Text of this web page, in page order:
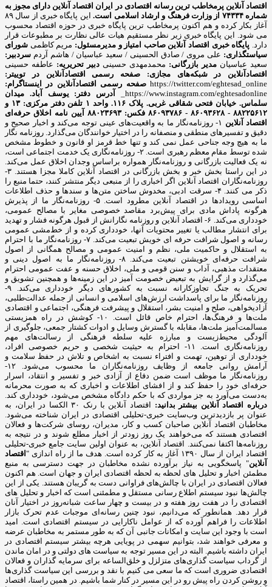
اقتصاد آنلاین پرمخاطب ترین رسانه اقتصادی در ایران اقتصاد آنلاین دارای مجوز به
شماره ۷۴۳۳۴ از وزارت فرهنگ و ارشاد اسلامی است.
این پایگاه خبری از سال ۸۹
آغاز بکار کرده و هم اکنون پرمخاطب ترین پایگاه خبری در حوزه اقتصاد محسوب
می شود. این پایگاه خبری زیر نظر مستقیم هیات عالی نظارت بر مطبوعات قرار
دارد. پایگاه خبری اقتصاد آنلاین صاحب امتیاز و مدیرمسئول: مریم کاظمی شورای
سیاستگذاری: علی مروی / صادق الحسینی / سعید عباسیان / هاشم آردم سردبیر:
سعید عباسیان مدیر بازرگانی: محمدمهدی حسینی دبیر تحریریه: عاطفه حسینی
اقتصادآنلاین در شبکه‌های مجازی:
صفحه رسمی اقتصادآنلاین در توییتر:
https://twitter.com/eghtesad_online صفحه رسمی اقتصادآنلاین در اینستاگرام:
https://www.instagram.com/eghtesadonline_
آدرس دفتر: یوسف آباد. میدان
سلماس. خیابان فتحی شقاقی غربی. پلاک ۱۱۶. واحد ۱
تلفن دفتر مرکزی: ۱۳ و
۸۸۲۲۵۶۱۲ - ۸۶۰۹۳۶۲۸ - ۸۶۰۹۳۷۸۶ فکس: ۸۸۰۲۳۶۹۳
آیین نامه اخلاق حرفه‌ای
اقتصاد آنلاین
۱- روزنامه‌نگار ما به واقعیت‌های عینی توجه می‌کند و اخبار صحیح و
دقیق و تفسیرهای منطقی و منصفانه را در اختیار خوانندگان می‌گذارد. روزنامه نگار
ما به هیچ وجه جناحی عمل نمی کند و تنها خط قرمز او قانون و خطوط مشخص
شده توسط مقام معظم رهبری است. ۲- روزنامه‌نگاری یک خدمت اجتماعی است،
نه یک فعالیت بازرگانی و روزنامه‌نگار همواره براساس وجدان اخلاق عمل می‌کند.
در این راستا بخش خبر و بخش بازرگانی در اقتصاد آنلاین کاملا مجزا هستند. ۳-
روزنامه‌نگاران اقتصاد آنلاین اگر اخباری را از منبعی دیگر منتشر کنند، حتما منبع را
ذکر می کنند. ۴- سرقت ادبی، مخدوش ساختن متن‌ها و سندها و حذف اطلاعات
اساسی رویدادها در اقتصاد آنلاین مطرود است. ۵- روزنامه‌نگار ما از پذیرش
هرگونه پاداش مادی برای پیش‌برد مقاصد خصوصی مغایر با مصالح عمومی،
خودداری می‌کند. ۶- اقتصاد آنلاین و روزنامه نگارانش از قبول هرگونه فشار و تهدید
برای انتشار مطالب یا تغییر محتویات آنها، خودداری کرده و از خط‌مشی عمومی
رسانه و اصول شرافت حرفه ای خویش تبعیت می‌کند. ۷- روزنامه‌نگار ما با احترام
به استقلال و حاکمیت ملی، نظم و امنیت عمومی و مصالح همگانی از اصول
شرافت حرفه‌ای خویشتن تبعیت می‌کند. ۸- روزنامه‌نگار ما به اصول دینی و
معتقدات مذهبی، آداب و سنن قومی و ملی، اخلاق حسنه و عفت عمومی احترام
می‌گذارد و از گرایش به تبعیض خصومت آمیز در این زمینه‌ها و همچنین تشویق و
تحریک به جنگ تجاوزکارانه نسبت به کشورهای دیگر خودداری می‌کند. ۹-
روزنامه‌نگار ما برای پاسداشت ارزش‌های اسلامی و انسانی از جمله عدالت‌طلبی،
آزادیخواهی، صلح و امنیت بشر، استقلال و پیشرفت فرهنگی، اجتماعی و اقتصادی
ملت‌ها و فرهنگ‌ها، احترام خاص قائل است. ۱۰- کوشش در راه همزیستی
مسالمت‌آمیز ملت‌ها، مقابله با گسترش وسایل و ادوات کشتار جمعی، جلوگیری از
آلودگی محیط‌زیست و مبارزه علیه سلطه فرهنگی از رسالت‌های مهم
روزنامه‌نگاری است. ۱۱- احترام به حیثیت شخصی و حریم خصوصی افراد،
خودداری از توهین، تهمت و افتراء نسبت به اشخاص و تلاش در حفظ سلامت و
آرامش روانی جامعه از وظایف روزنامه‌نگاران ما محسوب می‌شود. ۱۲-
روزنامه‌نگار ما موظف است ضمن دفاع از آزادی خبر و تفسیر و انتقاد، اسرار
حرفه‌ای خود را حفظ کند و از افشای اطلاعات و اخباری که به صورت محرمانه
به‌دست می‌آورد به جز مواردی که با حکم دادگاه مشخص می‌شود، خودداری کند.
درباره اقتصاد آنلاین بیشتر بدانید:
اقتصاد آنلاین با رنک ۳۰ الکسا در ایران، به
عنوان پر بازدیدترین وب‌سایت خبری-تحلیلی اقتصادی در ایران شناخته می‌شود.
مخاطبان اقتصاد آنلاین صاحبان کسب و کار، مدیران، روسای شرکت‌ها و فعالان
اقتصادی هستند که می‌خواهند یک روز زودتر از اخبار مطلع شوند و در نتیجه به
روزنامه‌ها اکتفا نمی‌کنند. اقتصاد آنلاین، به عنوان اولین سایت جامع خبری-تحلیلی
اقتصاد ایران از سال ۱۳۹۰ آغاز به کار کرده است. هدف ما از راه اندازی "
اقتصاد
آنلاین" پاسخگویی به نیاز برآورده نشده مخاطبان در جهت دسترسی به منبع
مطمئن اخبار و تحلیل های لحظه به لحظه اقتصادی ایران و جهان است. هم اکنون
فعالان اقتصادی در ایران با چالش‌های فراوانی دست به گریبان هستند. یکی از این
چالش‌ها نبود سیستم اطلاع رسانی مستقل و مطمئنی است که اخبار و تحلیل های
اقتصادی را در هفت روز هفته و در بیست و چهار ساعت شبانه‌روز در اختیار آنان
قرار دهد. همانطور که می‌دانیم، نبود چنین رسانه‌ای موجبات عدم تحرک بازار
اطلاعات را فراهم آورده که از عوامل ناکارایی در سیستم اقتصادی است. امید
است با وجود این سایت و امکانات جانبی آن که به طور مستمر به مخاطبان عرضه
و معرفی خواهند شد، بتوانیم سهمی در پویایی هرچه بیشتر سیستم اقتصادی در
ایران داشته باشیم. البته در این مسیر توجه به سیاست های دولتی و در امان ماندن
از گرداب سیاست گذاری‌های متزلزل و خلق‌الساعه برای سرمایه گذاران و فعالان
اقتصادی ضروری است که ما سعی می کنیم با نقد و بررسی این سیاست گذاری‌ها
و روشن کردن راه پیش رو در این مسیر در کنار شما باشیم. در همین راستا، اقتصاد